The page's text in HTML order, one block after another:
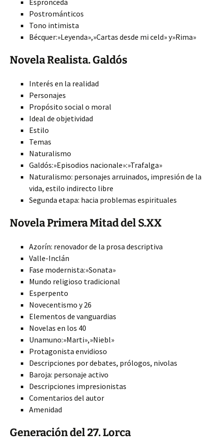
Espronceda
Postrománticos
Tono intimista
Bécquer:»Leyenda»,»Cartas desde mi celd» y»Rima»
Novela Realista. Galdós
Interés en la realidad
Personajes
Propósito social o moral
Ideal de objetividad
Estilo
Temas
Naturalismo
Galdós:»Episodios nacionale»:»Trafalga»
Naturalismo: personajes arruinados, impresión de la
vida, estilo indirecto libre
Segunda etapa: hacia problemas espirituales
Novela Primera Mitad del S.XX
Azorín: renovador de la prosa descriptiva
Valle-Inclán
Fase modernista:»Sonata»
Mundo religioso tradicional
Esperpento
Novecentismo y 26
Elementos de vanguardias
Novelas en los 40
Unamuno:»Marti»,»Niebl»
Protagonista envidioso
Descripciones por debates, prólogos, nivolas
Baroja: personaje activo
Descripciones impresionistas
Comentarios del autor
Amenidad
Generación del 27. Lorca